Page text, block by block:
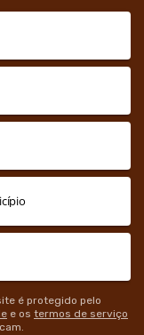
é protegido pelo
e os termos de serviço